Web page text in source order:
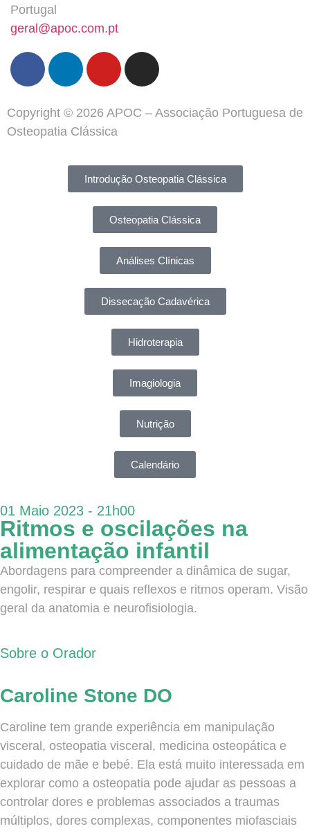
Portugal
geral@apoc.com.pt
Copyright © 2026 APOC – Associação Portuguesa de
Osteopatia Clássica
Introdução Osteopatia Clássica
Osteopatia Clássica
Análises Clínicas
Dissecação Cadavérica
Hidroterapia
Imagiologia
Nutrição
Calendário
01 Maio 2023 - 21h00
Ritmos e oscilações na
alimentação infantil
Abordagens para compreender a dinâmica de sugar,
engolir, respirar e quais reflexos e ritmos operam. Visão
geral da anatomia e neurofisiologia.
Sobre o Orador
Caroline Stone DO
Caroline tem grande experiência em manipulação
visceral, osteopatia visceral, medicina osteopática e
cuidado de mãe e bebé. Ela está muito interessada em
explorar como a osteopatia pode ajudar as pessoas a
controlar dores e problemas associados a traumas
múltiplos, dores complexas, componentes miofasciais